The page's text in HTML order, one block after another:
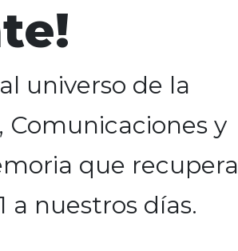
universo de la
y
que recupera
a nuestros días.